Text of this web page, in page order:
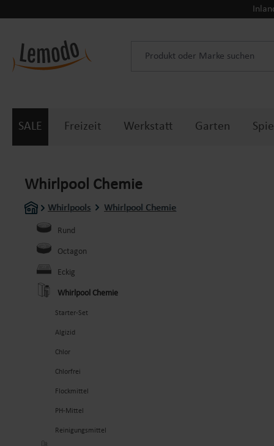
SALE Freizeit Werkstatt Garten
Whirlpool Chemie
Whirlpools Whirlpool Chemie
Rund
Octagon
Eckig
Whirlpool Chemie
Starter-Set
Algizid
Chlor
Chlorfrei
Flockmittel
PH-Mittel
Reinigungsmittel